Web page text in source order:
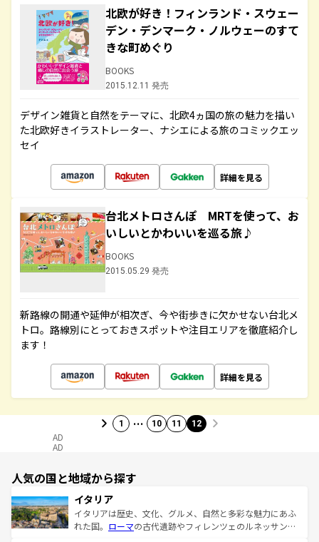
北欧が好き！フィンランド・スウェー
デン・デンマーク・ノルウェーのすて
きな町めぐり
BOOKS
2015.12.11 発売
デザイン雑貨と自然をテーマに、北欧4ヵ国の旅の魅力を描い
た北欧好きイラストレーター、ナシエによる旅のコミックエッ
セイ
詳細を見る
台北メトロさんぽ MRTを使って、お
いしいとかわいいを巡る旅♪
BOOKS
2015.05.29 発売
新路線の開通や延伸が相次ぎ、今や街歩きに欠かせない台北メ
トロ。路線別にとっておきスポットや注目エリアを徹底紹介し
ます！
詳細を見る
1 … 10 11 12
AD
AD
人気の国と地域から探す
イタリア
イタリアは歴史、文化、グルメ、自然と多彩な魅力にあふ
れた国。 ローマの古代遺跡やフィレンツェのルネッサンス